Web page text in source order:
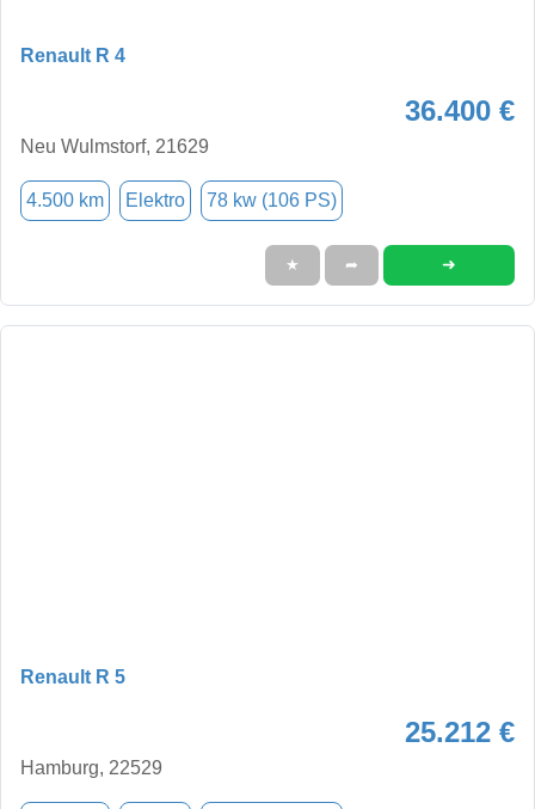
Renault R 4
36.400 €
Neu Wulmstorf, 21629
4.500 km Elektro 78 kw (106 PS)
★ ➦ ➜
Renault R 5
25.212 €
Hamburg, 22529